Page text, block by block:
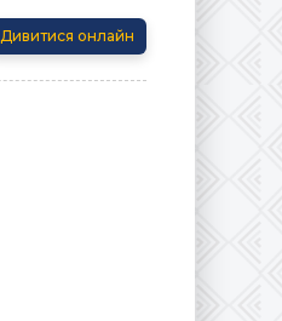
Дивитися онлайн